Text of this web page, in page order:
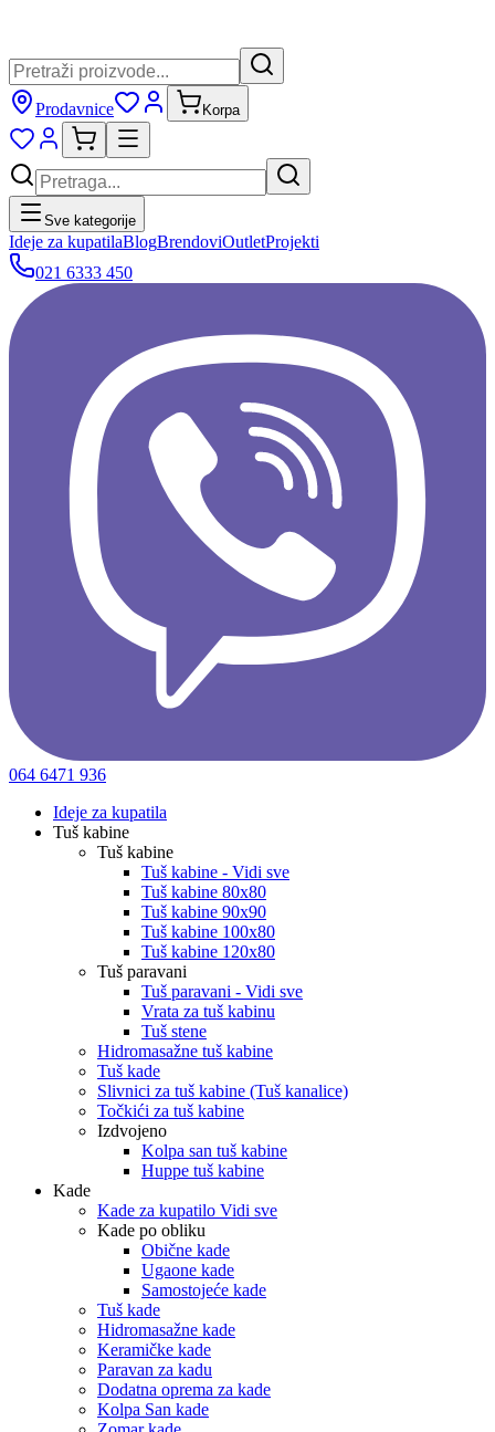
Prodavnice Korpa
Sve kategorije
Ideje za kupatilaBlogBrendoviOutletProjekti
021 6333 450
064 6471 936
Ideje za kupatila
Tuš kabine
Tuš kabine
Tuš kabine - Vidi sve
Tuš kabine 80x80
Tuš kabine 90x90
Tuš kabine 100x80
Tuš kabine 120x80
Tuš paravani
Tuš paravani - Vidi sve
Vrata za tuš kabinu
Tuš stene
Hidromasažne tuš kabine
Tuš kade
Slivnici za tuš kabine (Tuš kanalice)
Točkići za tuš kabine
Izdvojeno
Kolpa san tuš kabine
Huppe tuš kabine
Kade
Kade za kupatilo Vidi sve
Kade po obliku
Obične kade
Ugaone kade
Samostojeće kade
Tuš kade
Hidromasažne kade
Keramičke kade
Paravan za kadu
Dodatna oprema za kade
Kolpa San kade